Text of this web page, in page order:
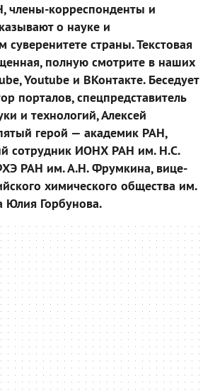
члены-корреспонденты и
о науке и
суверенитете страны. Текстовая
полную смотрите в наших
Youtube и ВКонтакте. Беседует
порталов, спецпредставитель
и технологий, Алексей
герой — академик РАН,
сотрудник ИОНХ РАН им. Н.С.
РАН им. А.Н. Фрумкина, вице-
химического общества им.
Юлия Горбунова.